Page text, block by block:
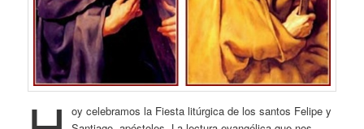
oy celebramos la Fiesta litúrgica de los santos Felipe y